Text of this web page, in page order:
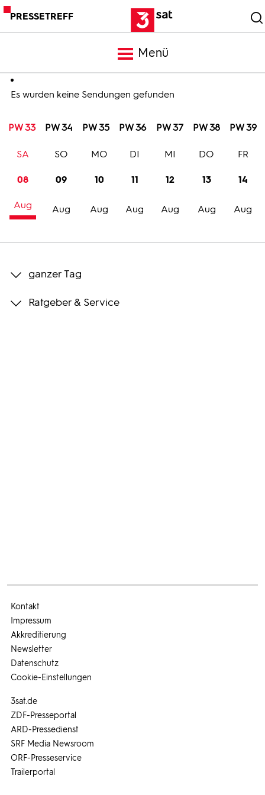
PRESSETREFF
Menü
Meldungen
Programm
Trailer
Bilder
Es wurden keine Sendungen gefunden
PW 33 PW 34 PW 35 PW 36 PW 37 PW 38 PW 39
08
Aug
SA
09
Aug
SO
10
Aug
MO
11
Aug
DI
12
Aug
MI
13
Aug
DO
14
Aug
FR
ganzer Tag
Ratgeber & Service
3sat.de
ZDF-Presseportal
ARD-Pressedienst
SRF Media Newsroom
ORF-Presseservice
Trailerportal
Kontakt
Impressum
Akkreditierung
Newsletter
Datenschutz
Cookie-Einstellungen